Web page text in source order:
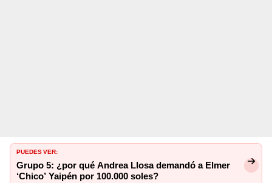
PUEDES VER:
Grupo 5: ¿por qué Andrea Llosa demandó a Elmer
‘Chico’ Yaipén por 100.000 soles?